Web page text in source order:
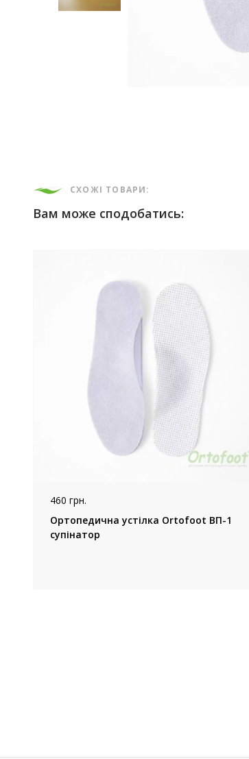
СХОЖІ ТОВАРИ:
Вам може сподобатись:
460 грн.
Ортопедична устілка Ortofoot ВП-1
супінатор